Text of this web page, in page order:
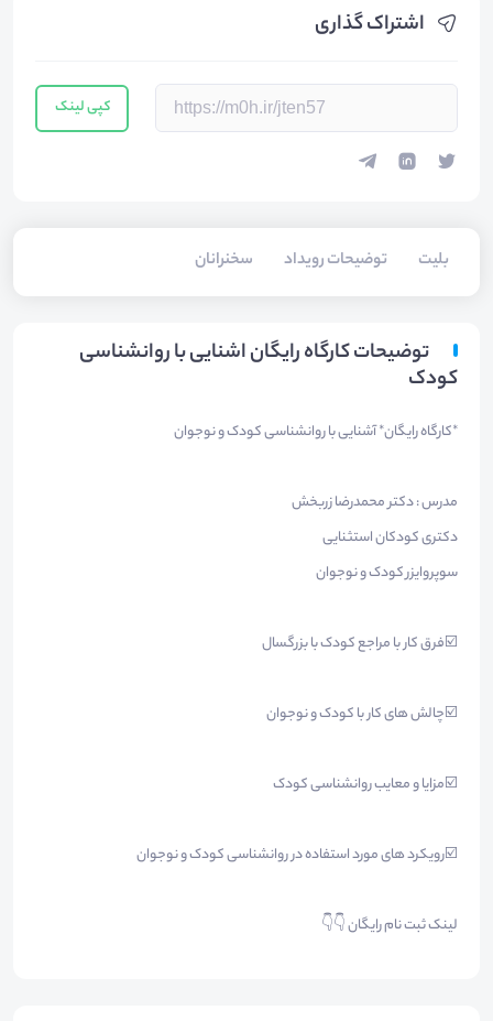
اشتراک گذاری
کپی لینک
بلیت‌ توضیحات رویداد سخنرانان
توضیحات کارگاه رایگان اشنایی با روانشناسی
کودک
*کارگاه رایگان* آشنایی با روانشناسی کودک و نوجوان
مدرس : دکتر محمدرضا زربخش
دکتری کودکان استثنایی
سوپروایزر کودک و نوجوان
☑️فرق کار با مراجع کودک با بزرگسال
☑️چالش های کار با کودک و نوجوان
☑️مزایا و معایب روانشناسی کودک
☑️رویکرد های مورد استفاده در روانشناسی کودک و نوجوان
لینک ثبت نام رایگان 👇👇